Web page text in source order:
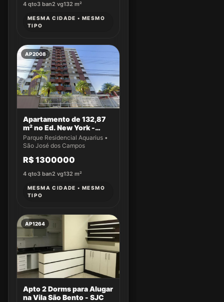
4 qto3 ban2 vg132 m²
MESMA CIDADE • MESMO
TIPO
AP2008
Apartamento de 132,87
m² no Ed. New York -
Apto 61
Parque Residencial Aquarius •
São José dos Campos
R$ 1300000
4 qto3 ban2 vg132 m²
MESMA CIDADE • MESMO
TIPO
AP1264
Apto 2 Dorms para Alugar
na Vila São Bento - SJC